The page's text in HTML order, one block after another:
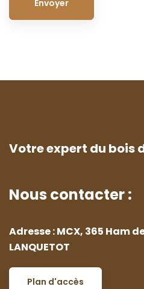
Votre expert du bois
Nous contacter :
Adresse : MCX, 365 Ham
LANQUETOT
Plan d'accès